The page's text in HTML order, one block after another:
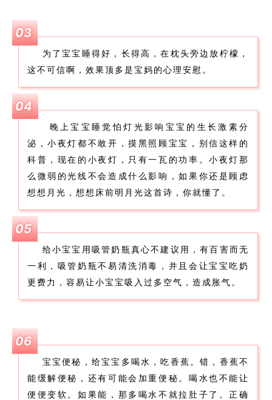
03
为了宝宝睡得好，长得高，在枕头旁边放柠檬，
这不可信啊，效果顶多是宝妈的心理安慰。
04
晚上宝宝睡觉怕灯光影响宝宝的生长激素分
泌，小夜灯都不敢开，摸黑照顾宝宝，别信这样的
科普，现在的小夜灯，只有一瓦的功率。小夜灯那
么微弱的光线不会造成什么影响，如果你还是顾虑
想想月光，想想床前明月光这首诗，你就懂了。
05
给小宝宝用吸管奶瓶真心不建议用，有百害而无
一利，吸管奶瓶不易清洗消毒，并且会让宝宝吃奶
更费力，容易让小宝宝吸入过多空气，造成胀气。
06
宝宝便秘，给宝宝多喝水，吃香蕉。错，香蕉不
能缓解便秘，还有可能会加重便秘。喝水也不能让
便便变软。如果能，那多喝水不就拉肚子了。正确